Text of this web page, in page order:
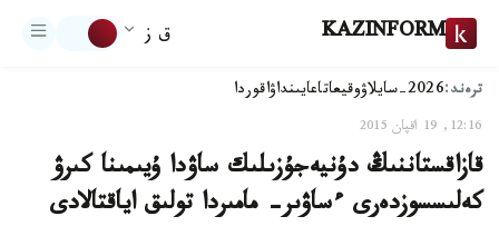
KAZINFORM ق ز
ترەند:2026-سايلاۋ وقيعاتاعايىنداۋاقوردا
12:16, 19 اقپان 2015
قازاقستاننىڭ دۇنيەجۇزىلىك ساۋدا ۇيىمىنا كىرۋ
كەلىسسوزدەرى ءساۋىر- مامىردا تولىق اياقتالادى